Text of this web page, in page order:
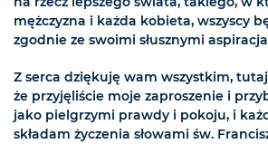
mężczyzna i każda kobieta, wszyscy
zgodnie ze swoimi słusznymi
Z serca dziękuję wam wszystkim,
że przyjęliście moje zaproszenie i
jako pielgrzymi prawdy i pokoju, i
składam życzenia słowami św.